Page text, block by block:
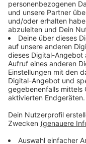
Carl-Dietrich Korte
(Bündnis90/Die
Sondermeyer (Die
Anzeige
Wahlkreis 105/
Anzeige
Im Wahlkreis 105/